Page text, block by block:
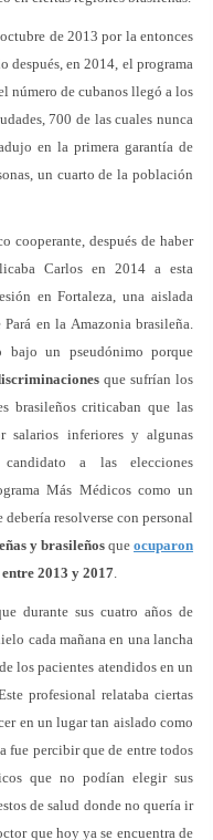
de 2013 por la entonces
después, en 2014, el programa
número de cubanos llegó a los
700 de las cuales nunca
en la primera garantía de
un cuarto de la población
cooperante, después de haber
Carlos en 2014 a esta
en Fortaleza, una aislada
en la Amazonia brasileña.
bajo un pseudónimo porque
que sufrían los
brasileños criticaban que las
salarios inferiores y algunas
a las elecciones
Más Médicos como un
resolverse con personal
y brasileñosqueocuparon
2013 y 2017.
durante sus cuatro años de
cada mañana en una lancha
los pacientes atendidos en un
profesional relataba ciertas
en un lugar tan aislado como
fue percibir que de entre todos
que no podían elegir sus
de salud donde no quería ir
que hoy ya se encuentra de